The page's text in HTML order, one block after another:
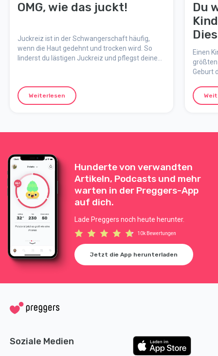
OMG, wie das juckt!
Juckreiz ist in der Schwangerschaft häufig,
wenn die Haut gedehnt und trocken wird. So
linderst du lästigen Juckreiz und pflegst deine
Weiterlesen
Du
Einen
Geburt
wie im
leichter
Hunderte von verwandten
Artikeln, Podcasts und mehr
warten in der Preggers-App
auf dich.
Lade Preggers noch heute herunter.
10k Bewertungen
Jetzt die App herunterladen
Soziale Medien